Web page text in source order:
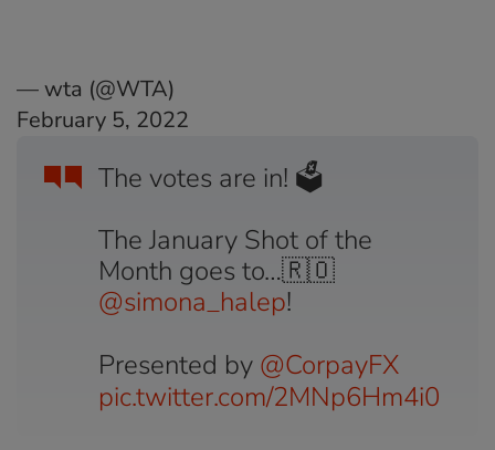
The votes are in! 🗳
The January Shot of the
Month goes to…🇷🇴
@simona_halep!
Presented by @CorpayFX
pic.twitter.com/2MNp6Hm4i0
— wta (@WTA)
February 5, 2022